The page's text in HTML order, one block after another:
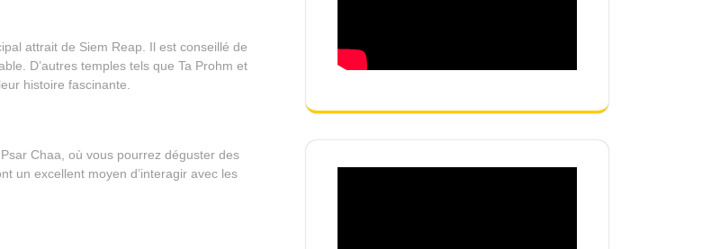
attrait de Siem Reap. Il est conseillé de
D’autres temples tels que Ta Prohm et
histoire fascinante.
Chaa, où vous pourrez déguster des
un excellent moyen d’interagir avec les